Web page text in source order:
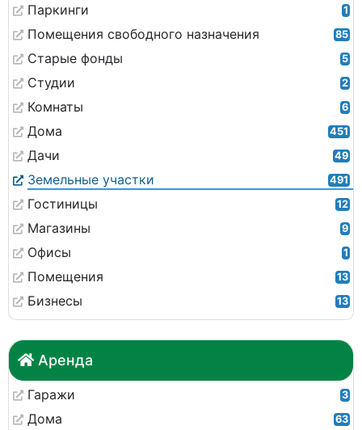
Паркинги 1
Помещения свободного назначения 85
Старые фонды 5
Студии 2
Комнаты 6
Дома 451
Дачи 49
Земельные участки 491
Гостиницы 12
Магазины 9
Офисы 1
Помещения 13
Бизнесы 13
Аренда
Гаражи 3
Дома 63